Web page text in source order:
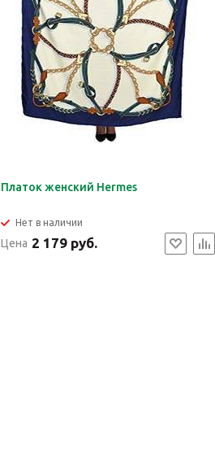
Платок женский Hermes
Нет в наличии
Цена 2 179 руб.